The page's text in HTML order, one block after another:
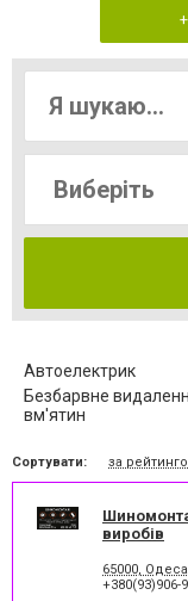
Автоелектрик
Безбарвне
вм'ятин
Заміна автоскла
Заправка
Зварювання
Обслуговування
Ремонт АКПП
Сортувати: за
виробів
65000,
+380(93)906-